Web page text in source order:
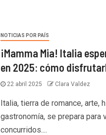
NOTICIAS POR PAÍS
¡Mamma Mia! Italia
en 2025: cómo
22 abril 2025 Clara Valdez
Italia, tierra de romance, arte,
gastronomía, se prepara para
concurridos....